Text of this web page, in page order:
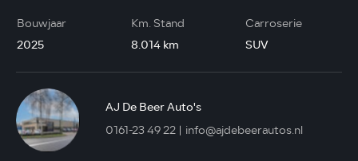
Bouwjaar
2025
Km. Stand
8.014 km
Carroserie
SUV
AJ De Beer Auto's
0161-23 49 22
info@ajdebeerautos.nl